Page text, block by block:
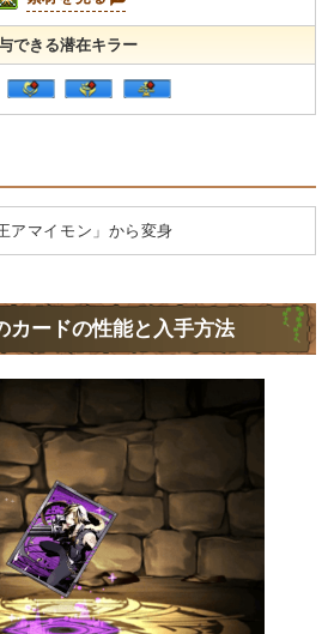
できる潜在キラー
アマイモン」から変身
カードの性能と入手方法